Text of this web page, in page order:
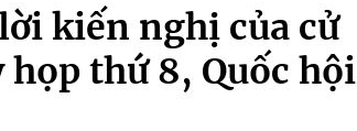
kiến nghị của cử
thứ 8, Quốc hội